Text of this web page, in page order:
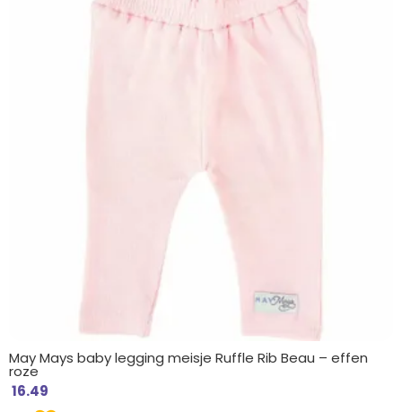
May Mays baby legging meisje Ruffle Rib Beau – effen
roze
16.49